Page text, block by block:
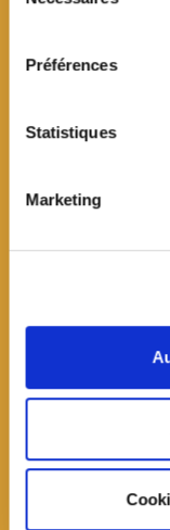
consentement
Préférences
Statistiques
Marketing